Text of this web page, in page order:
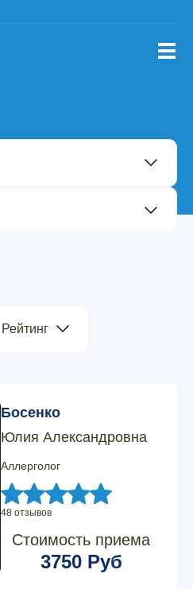
Рейтинг
Босенко
Юлия Александровна
Аллерголог
48 отзывов
Стоимость приема
3750 Руб